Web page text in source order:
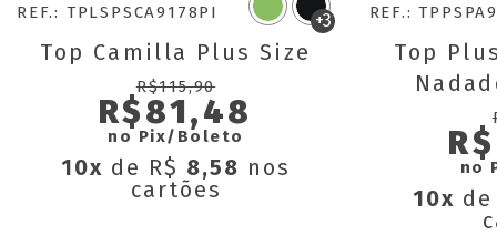
REF.: TPLSPSCA9178PI +3
Top Camilla Plus Size
R$115,90
R$81,48
no Pix/Boleto
10x de R$ 8,58 nos
cartões
REF.:
Top
no
10x